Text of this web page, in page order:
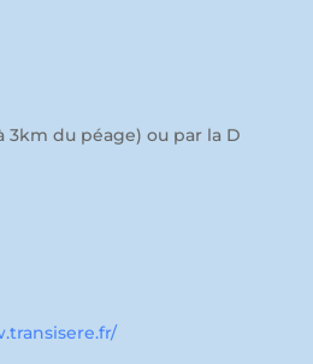
3km du péage) ou par la D